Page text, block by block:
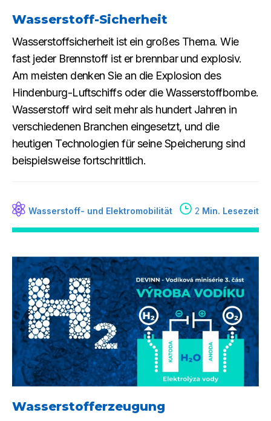
Wasserstoff-Sicherheit
Wasserstoffsicherheit ist ein großes Thema. Wie
fast jeder Brennstoff ist er brennbar und explosiv.
Am meisten denken Sie an die Explosion des
Hindenburg-Luftschiffs oder die Wasserstoffbombe.
Wasserstoff wird seit mehr als hundert Jahren in
verschiedenen Branchen eingesetzt, und die
heutigen Technologien für seine Speicherung sind
beispielsweise fortschrittlich.
Wasserstoff- und Elektromobilität 2 Min. Lesezeit
Wasserstofferzeugung